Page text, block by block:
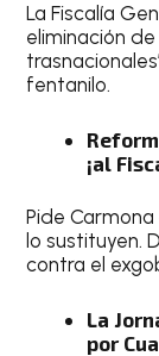
La Fiscalía
eliminación
fentanilo.
¡al
Pide
lo sustituyen.
contra el
La
por